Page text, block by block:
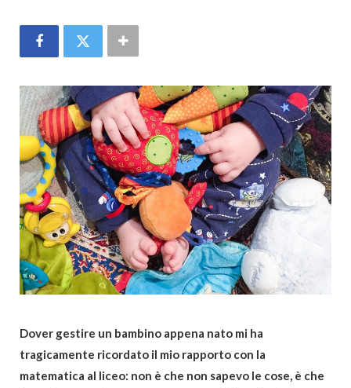
Dover gestire un bambino appena nato mi ha
tragicamente ricordato il mio rapporto con la
matematica al liceo: non è che non sapevo le cose, è che